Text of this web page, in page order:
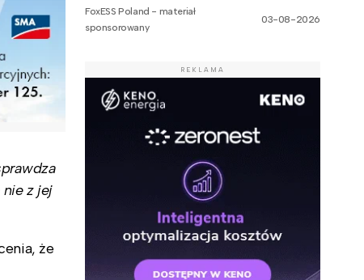
nie z jej
że
FoxESS Poland - materiał
sponsorowany
03-08-2026
REKLAMA